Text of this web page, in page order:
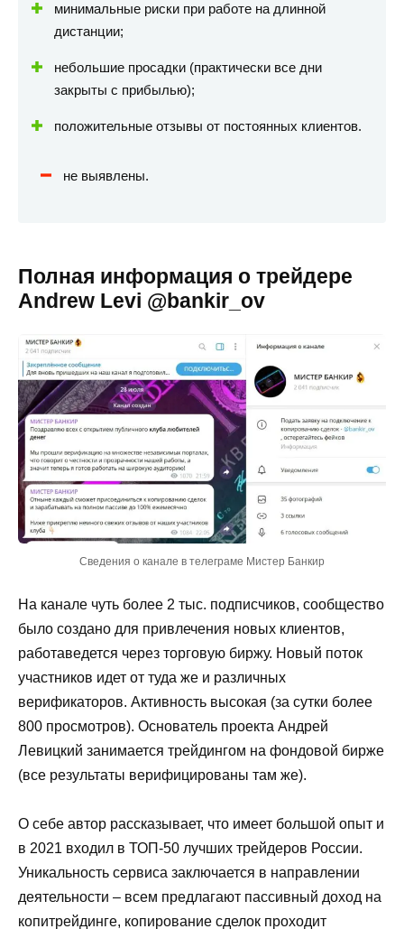
минимальные риски при работе на длинной
дистанции;
небольшие просадки (практически все дни
закрыты с прибылью);
положительные отзывы от постоянных клиентов.
не выявлены.
Полная информация о трейдере
Andrew Levi @bankir_ov
Сведения о канале в телеграме Мистер Банкир
На канале чуть более 2 тыс. подписчиков, сообщество
было создано для привлечения новых клиентов,
работаведется через торговую биржу. Новый поток
участников идет от туда же и различных
верификаторов. Активность высокая (за сутки более
800 просмотров). Основатель проекта Андрей
Левицкий занимается трейдингом на фондовой бирже
(все результаты верифицированы там же).
О себе автор рассказывает, что имеет большой опыт и
в 2021 входил в ТОП-50 лучших трейдеров России.
Уникальность сервиса заключается в направлении
деятельности – всем предлагают пассивный доход на
копитрейдинге, копирование сделок проходит